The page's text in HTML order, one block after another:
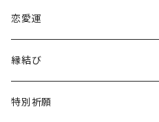
恋愛でライバルに勝ちたい
卯年
辰年
巳年
恋愛運
縁結び
特別祈願